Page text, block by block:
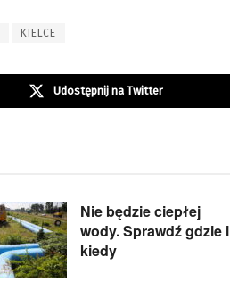
KIELCE
Udostępnij na Twitter
Nie będzie ciepłej
wody. Sprawdź gdzie i
kiedy